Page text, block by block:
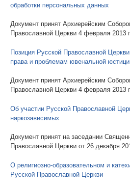
обработки персональных данных
Документ принят Архиерейским
Православной Церкви 4 февраля 2013
Позиция Русской Православной
права и проблемам ювенальной
Документ принят Архиерейским
Православной Церкви 4 февраля 2013
Об участии Русской Православной
наркозависимых
Документ принят на заседании
Православной Церкви от 26 декабря
О религиозно-образовательном и
Русской Православной Церкви